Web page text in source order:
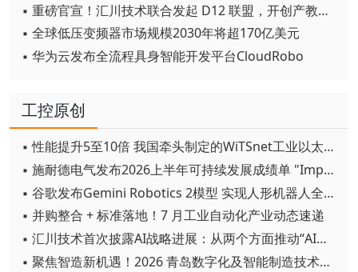
▪ 重磅官宣！汇川技术联合发起 D12 联盟，开创产教融合新范式
▪ 全球低压变频器市场规模2030年将超170亿美元
▪ 华为云发布全流程具身智能开发平台CloudRobo
工控原创
▪ 性能提升5至10倍 我国牵头制定的WiTSnet工业以太网国际标准正式发布
▪ 施耐德电气发布2026上半年可持续发展成绩单 "Impact 2030"路线图开局稳健
▪ 谷歌发布Gemini Robotics 2模型 实现人形机器人全身智能控制突破
▪ 并购整合 + 标准落地！7 月工业自动化产业动态速递
▪ 汇川技术首次披露AI战略进展：从两个方面推动“AI业务化”落地
▪ 聚焦智造新机遇！2026 青岛数字化及智能制造技术论坛圆满落幕